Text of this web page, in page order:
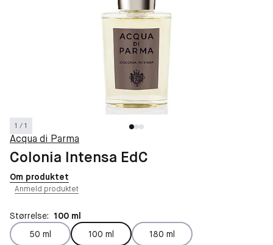
1 / 1
Acqua di Parma
Colonia Intensa EdC
Om produktet
Anmeld produktet
Størrelse: 100 ml
50 ml
100 ml
180 ml